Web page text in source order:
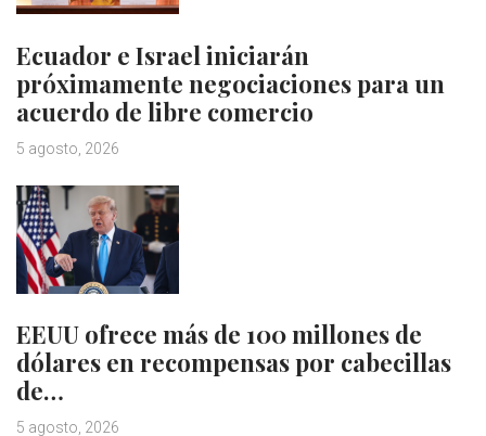
Ecuador e Israel iniciarán
próximamente negociaciones para un
acuerdo de libre comercio
5 agosto, 2026
EEUU ofrece más de 100 millones de
dólares en recompensas por cabecillas
de…
5 agosto, 2026